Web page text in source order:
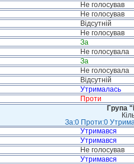
Не голосував
Не голосував
Відсутній
Не голосував
За
Не голосувала
За
Не голосувала
Відсутній
Утрималась
Проти
Група
За:0 Проти:0
Утримався
Утримався
Не голосував
Утримався